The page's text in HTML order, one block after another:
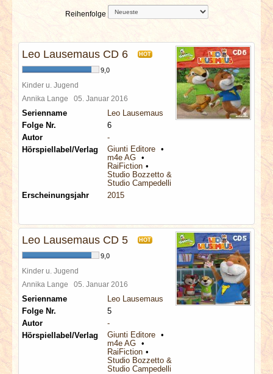
SPECIALS
REDAKTION
LINKS
Reihenfolge
Leo Lausemaus CD 6 HOT
9,0
Kinder u. Jugend
Annika Lange 05. Januar 2016
Serienname
Leo Lausemaus
Folge Nr.
6
Autor
-
Hörspiellabel/Verlag
Giunti Editore
m4e AG
RaiFiction
Studio Bozzetto & Co
Studio Campedelli
Erscheinungsjahr
2015
Leo Lausemaus CD 5 HOT
9,0
Kinder u. Jugend
Annika Lange 05. Januar 2016
Serienname
Leo Lausemaus
Folge Nr.
5
Autor
-
Hörspiellabel/Verlag
Giunti Editore
m4e AG
RaiFiction
Studio Bozzetto & Co
Studio Campedelli